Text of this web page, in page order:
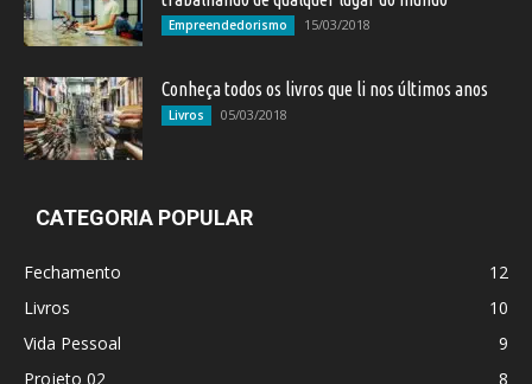
Empreendedorismo 15/03/2018
Conheça todos os livros que li nos últimos anos
Livros 05/03/2018
CATEGORIA POPULAR
Fechamento
12
Livros
10
Vida Pessoal
9
Projeto 02
8